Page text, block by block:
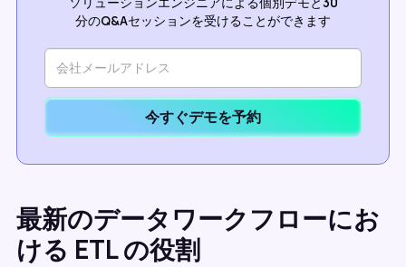
分のQ&Aセッションを受けることができます
今すぐデモを予約
最新のデータワークフローにお
ける ETL の役割